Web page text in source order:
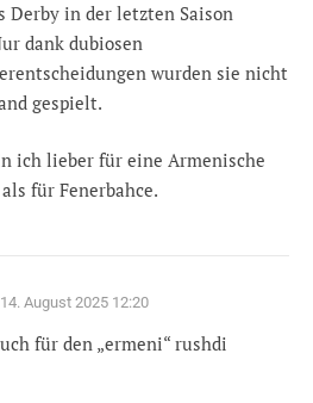
Derby in der letzten Saison
dank dubiosen
wurden sie nicht
gespielt.
ich lieber für eine Armenische
für Fenerbahce.
14. August 2025 12:20
für den „ermeni“ rushdi